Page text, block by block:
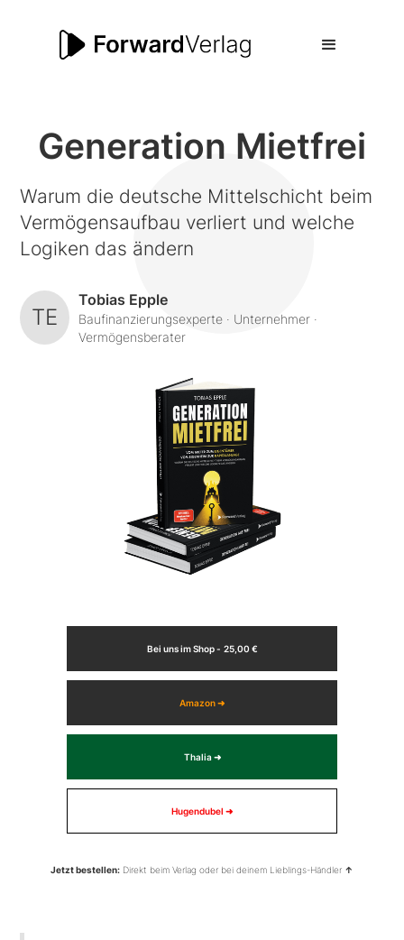
Generation Mietfrei
Warum die deutsche Mittelschicht beim
Vermögensaufbau verliert und welche
Logiken das ändern
TE
Tobias Epple
Baufinanzierungsexperte · Unternehmer ·
Vermögensberater
Bei uns im Shop - 25,00 €
Amazon ➜
Thalia ➜
Hugendubel ➜
Jetzt bestellen: Direkt beim Verlag oder bei deinem Lieblings-Händler ↑